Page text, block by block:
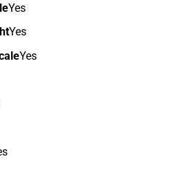
Yes
Yes
Yes